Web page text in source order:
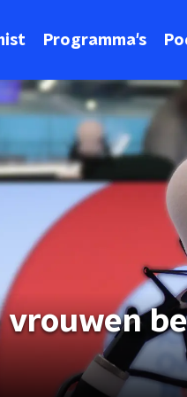
Programma's
vrouwen